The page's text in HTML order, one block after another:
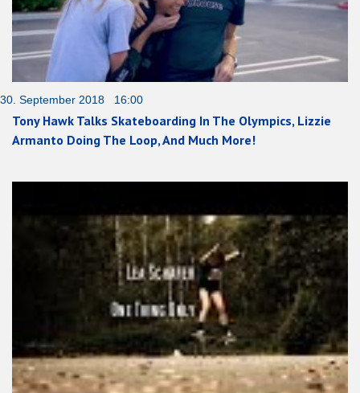
30. September 2018 16:00
Tony Hawk Talks Skateboarding In The Olympics, Lizzie
Armanto Doing The Loop, And Much More!